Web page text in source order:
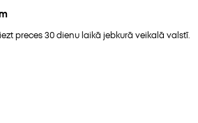
preces 30 dienu laikā jebkurā veikalā valstī.